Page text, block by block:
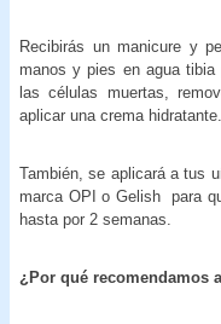
Recibirás un manicure y
manos y pies en agua
las células muertas,
aplicar una crema hidratante.
También, se aplicará a tus
marca OPI o Gelish para
hasta por 2 semanas.
¿Por qué recomendamos